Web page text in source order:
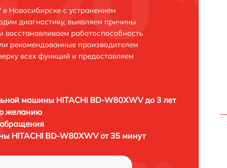
Новосибирске с устранением
диагностику, выявляем причины
работоспособность
рекомендованные производителем
всех функций и предоставляем
машины HITACHI BD-W80XWV до 3 лет
желанию
HITACHI BD-W80XWV от 35 минут